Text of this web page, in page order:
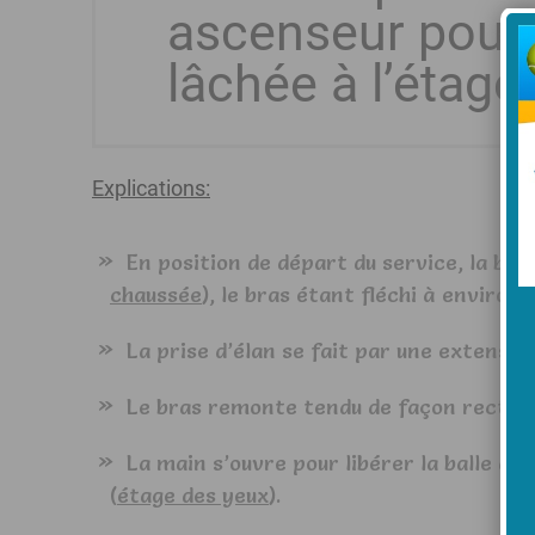
ascenseur
lâchée à
Explications:
En position de départ du service, la
chaussée), le bras étant fléchi à environ
La prise d’élan se fait par une
Le bras remonte tendu de façon
La main s’ouvre pour libérer la balle
(étage des yeux).